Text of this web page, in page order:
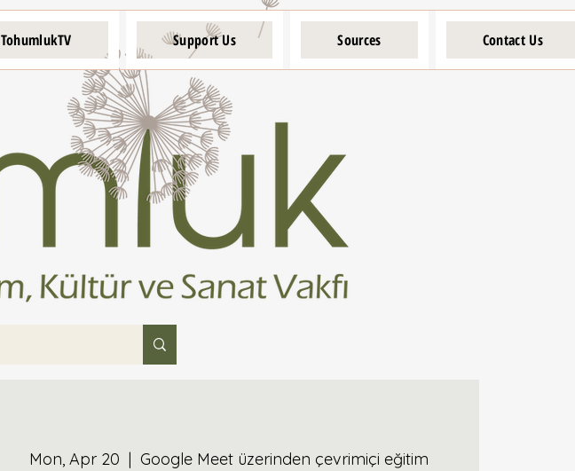
TohumlukTV Support Us Sources Contact Us
Mon, Apr 20
  |
Google Meet üzerinden çevrimiçi eğitim